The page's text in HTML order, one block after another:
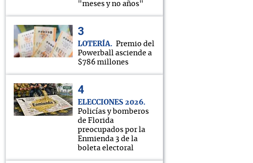
"meses y no años"
LOTERÍA
Premio del
Powerball asciende a
$786 millones
ELECCIONES 2026
Policías y bomberos
de Florida
preocupados por la
Enmienda 3 de la
boleta electoral